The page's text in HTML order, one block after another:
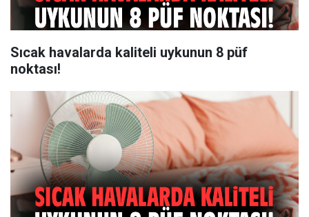
Sıcak havalarda kaliteli uykunun 8 püf
noktası!